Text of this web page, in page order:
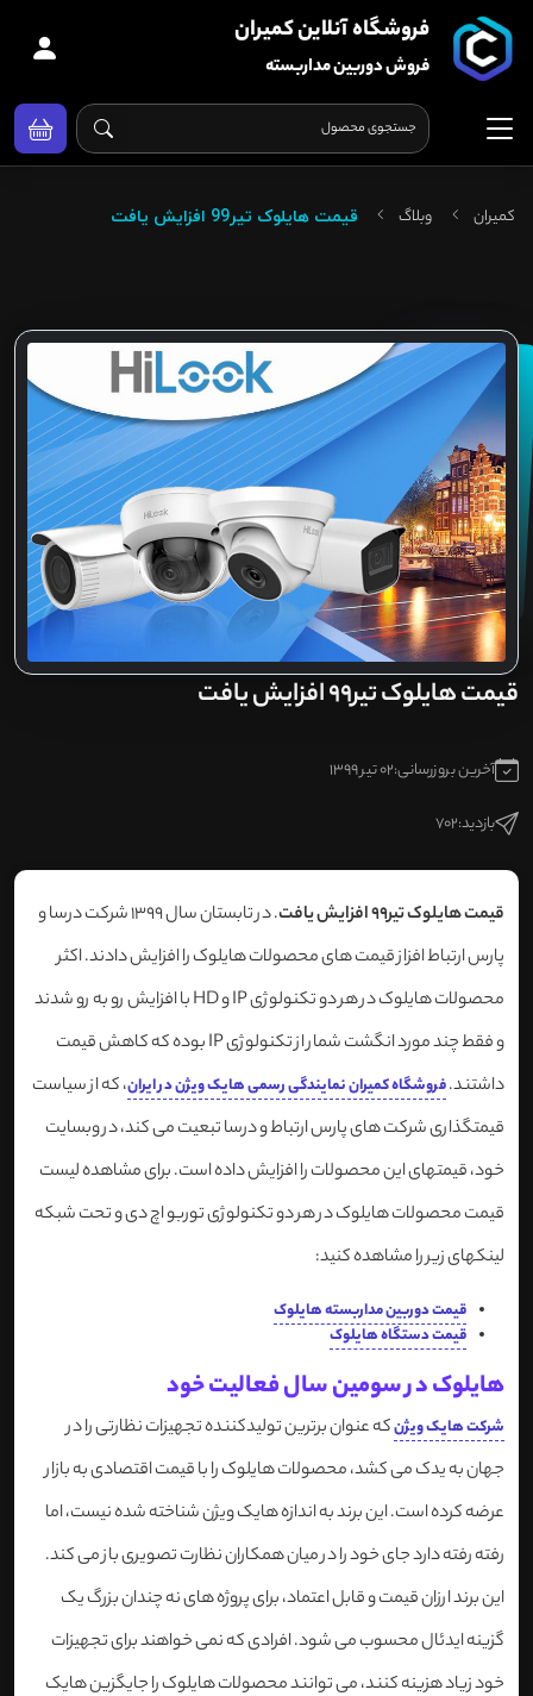
فروشگاه آنلاین کمیران
فروش دوربین مداربسته
کمیران وبلاگ قیمت هایلوک تیر99 افزایش یافت
قیمت هایلوک تیر99 افزایش یافت
آخرین بروزرسانی:02 تیر 1399
بازدید:702
قیمت هایلوک تیر99 افزایش یافت
. در تابستان سال 1399 شرکت درسا و
پارس ارتباط افزاز قیمت های محصولات هایلوک را افزایش دادند. اکثر
محصولات هایلوک در هر دو تکنولوژی IP و HD با افزایش رو به رو شدند
و فقط چند مورد انگشت شمار از تکنولوژی IP بوده که کاهش قیمت
داشتند.فروشگاه کمیران نمایندگی رسمی هایک ویژن در ایران، که از سیاست
قیمتگذاری شرکت های پارس ارتباط و درسا تبعیت می کند، در وبسایت
خود، قیمتهای این محصولات را افزایش داده است. برای مشاهده لیست
قیمت محصولات هایلوک در هر دو تکنولوژی توربو اچ دی و تحت شبکه
لینکهای زیر را مشاهده کنید:
قیمت دوربین مداربسته هایلوک
قیمت دستگاه هایلوک
هایلوک در سومین سال فعالیت خود
شرکت هایک ویژنکه عنوان برترین تولیدکننده تجهیزات نظارتی را در
جهان به یدک می کشد، محصولات هایلوک را با قیمت اقتصادی به بازار
عرضه کرده است. این برند به اندازه هایک ویژن شناخته شده نیست، اما
رفته رفته دارد جای خود را در میان همکاران نظارت تصویری باز می کند.
این برند ارزان قیمت و قابل اعتماد، برای پروژه های نه چندان بزرگ یک
گزینه ایدئال محسوب می شود. افرادی که نمی خواهند برای تجهیزات
خود زیاد هزینه کنند، می توانند محصولات هایلوک را جایگزین هایک